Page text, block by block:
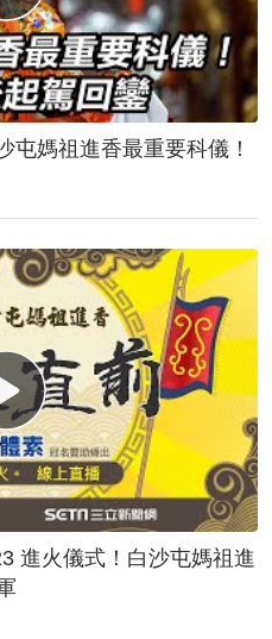
屯媽祖進香最重要科儀！
進火儀式！白沙屯媽祖進